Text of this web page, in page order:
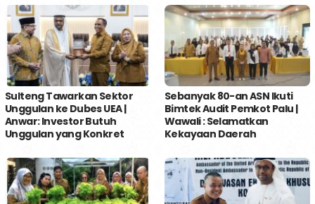
Sulteng Tawarkan Sektor
Unggulan ke Dubes UEA |
Anwar: Investor Butuh
Unggulan yang Konkret
Sebanyak 80-an ASN Ikuti
Bimtek Audit Pemkot Palu |
Wawali : Selamatkan
Kekayaan Daerah